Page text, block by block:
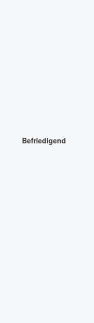
Befriedigend